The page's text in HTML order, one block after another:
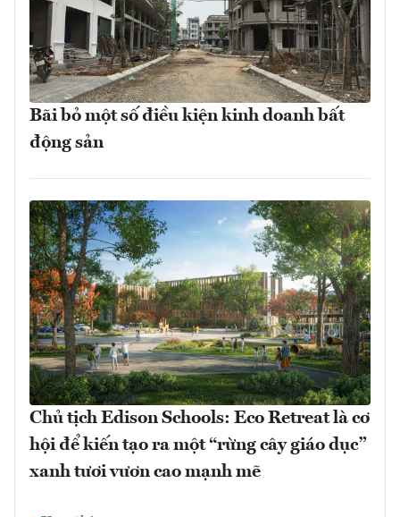
Bãi bỏ một số điều kiện kinh doanh bất
động sản
Chủ tịch Edison Schools: Eco Retreat là cơ
hội để kiến tạo ra một “rừng cây giáo dục”
xanh tươi vươn cao mạnh mẽ